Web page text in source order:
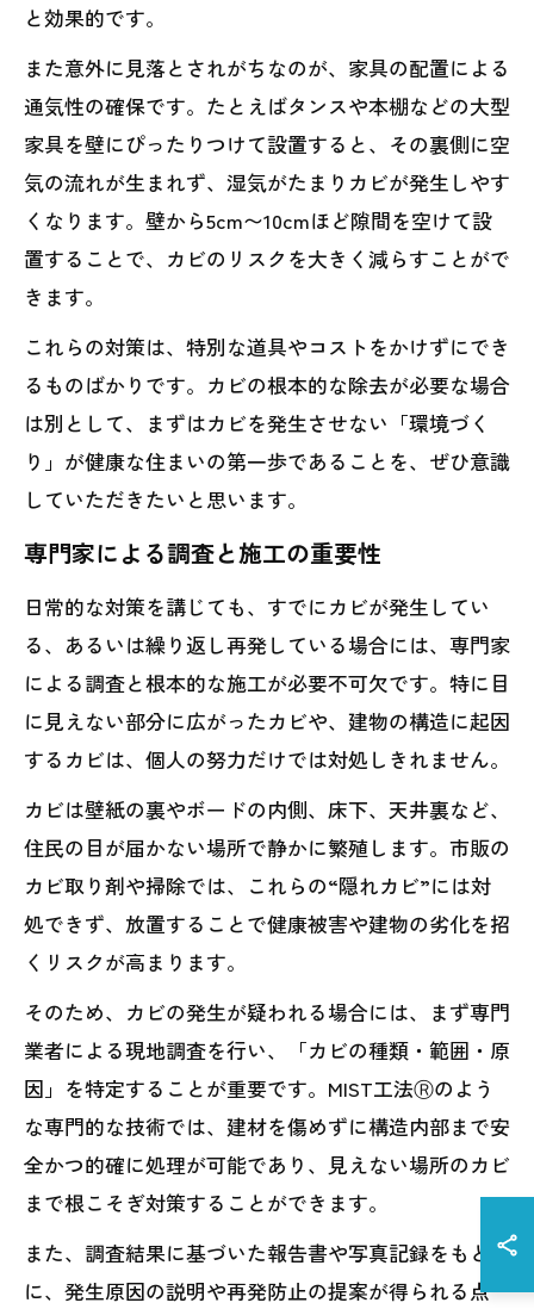
と効果的です。
また意外に見落とされがちなのが、家具の配置による
通気性の確保です。たとえばタンスや本棚などの大型
家具を壁にぴったりつけて設置すると、その裏側に空
気の流れが生まれず、湿気がたまりカビが発生しやす
くなります。壁から5cm〜10cmほど隙間を空けて設
置することで、カビのリスクを大きく減らすことがで
きます。
これらの対策は、特別な道具やコストをかけずにでき
るものばかりです。カビの根本的な除去が必要な場合
は別として、まずはカビを発生させない「環境づく
り」が健康な住まいの第一歩であることを、ぜひ意識
していただきたいと思います。
専門家による調査と施工の重要性
日常的な対策を講じても、すでにカビが発生してい
る、あるいは繰り返し再発している場合には、専門家
による調査と根本的な施工が必要不可欠です。特に目
に見えない部分に広がったカビや、建物の構造に起因
するカビは、個人の努力だけでは対処しきれません。
カビは壁紙の裏やボードの内側、床下、天井裏など、
住民の目が届かない場所で静かに繁殖します。市販の
カビ取り剤や掃除では、これらの“隠れカビ”には対
処できず、放置することで健康被害や建物の劣化を招
くリスクが高まります。
そのため、カビの発生が疑われる場合には、まず専門
業者による現地調査を行い、「カビの種類・範囲・原
因」を特定することが重要です。MIST工法Ⓡのよう
な専門的な技術では、建材を傷めずに構造内部まで安
全かつ的確に処理が可能であり、見えない場所のカビ
まで根こそぎ対策することができます。
また、調査結果に基づいた報告書や写真記録をもと
に、発生原因の説明や再発防止の提案が得られる点